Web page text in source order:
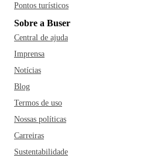
Pontos turísticos
Sobre a Buser
Central de ajuda
Imprensa
Notícias
Blog
Termos de uso
Nossas políticas
Carreiras
Sustentabilidade